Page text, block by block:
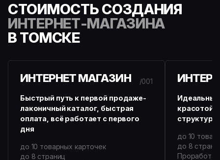
СТОИМОСТЬ СОЗДАНИЯ
ИНТЕРНЕТ-МАГАЗИНА
В ТОМСКЕ
ИНТЕРНЕТ МАГАЗИН
/001
Быстрый путь к первой продаже-
лаконичный каталог, быстрая
оплата, всё работает с первого
дня
до 10 товарных карточек
до 8 страниц
красотой
структура
до 10
до 8